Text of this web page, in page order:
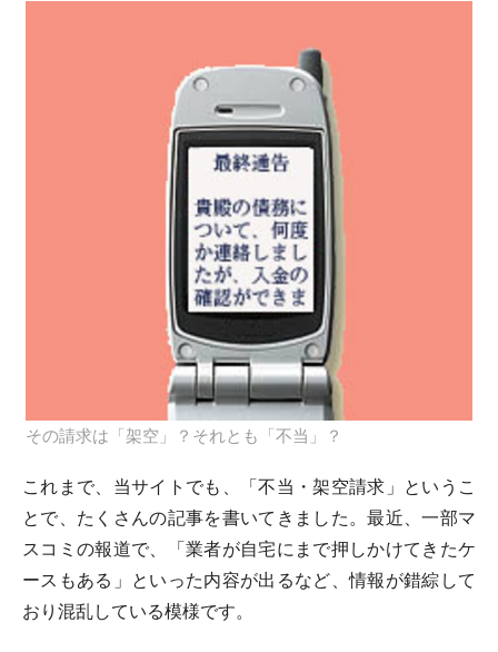
その請求は「架空」？それとも「不当」？
これまで、当サイトでも、「不当・架空請求」というこ
とで、たくさんの記事を書いてきました。最近、一部マ
スコミの報道で、「業者が自宅にまで押しかけてきたケ
ースもある」といった内容が出るなど、情報が錯綜して
おり混乱している模様です。